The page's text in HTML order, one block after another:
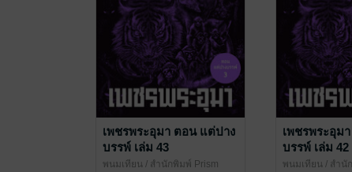
เพชรพระอุมา ตอน แต่ปาง
บรรพ์ เล่ม 43
พนมเทียน / สำนักพิมพ์ Prism
เพชรพระอุม
บรรพ์ เล่ม 42
พนมเทียน / สำนั